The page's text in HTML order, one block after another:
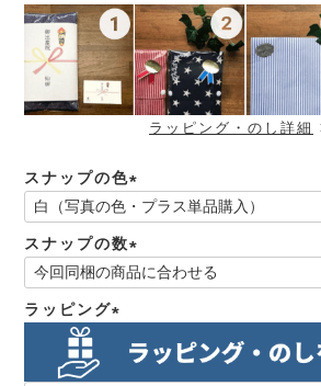
ラッピング・のし詳細
スナップの色
(必
スナップの数
(必
ラッピング
(必
須)